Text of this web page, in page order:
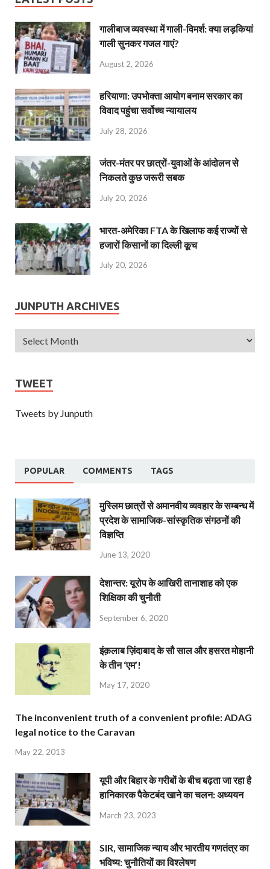
गालीबाज व्‍यवस्‍था में गाली-विमर्श: क्या लड़कियां
गाली सुनकर गजल गाएं?
August 2, 2026
हरियाणा: उपभोक्ता आयोग बनाम सरकार का
विवाद पहुंचा सर्वोच्च न्यायालय
July 28, 2026
जंतर-मंतर पर छात्रों-युवाओं के आंदोलन से
निकलते कुछ जरूरी सबक
July 20, 2026
भारत-अमेरिका FTA के खिलाफ कई राज्यों से
हजारों किसानों का दिल्ली कूच
July 20, 2026
JUNPUTH ARCHIVES
TWEET
Tweets by Junputh
POPULAR COMMENTS TAGS
मुस्लिम छात्रों से अमानवीय व्यवहार के सम्बन्ध में
प्रदेश के सामाजिक-सांस्कृतिक संगठनों की
विज्ञप्ति
June 13, 2020
देशान्‍तर: यूरोप के आखिरी तानाशाह को एक
शिक्षिका की चुनौती
September 6, 2020
इंक़लाब ज़िंदाबाद के सौ साल और हसरत मोहानी
के तीन ‘एम’!
May 17, 2020
The inconvenient truth of a convenient profile: ADAG
legal notice to the Caravan
May 22, 2013
यूपी और बिहार के गरीबों के बीच बढ़ता जा रहा है
हानिकारक पैकेटबंद खाने का चलन: अध्ययन
March 23, 2023
SIR, सामाजिक न्याय और भारतीय गणतंत्र का
भविष्य: चुनौतियों का विश्लेषण